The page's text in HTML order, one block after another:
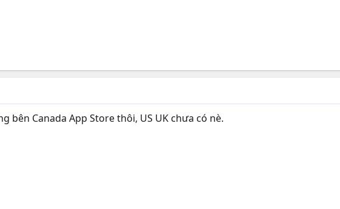
bên Canada App Store thôi, US UK chưa có nè.